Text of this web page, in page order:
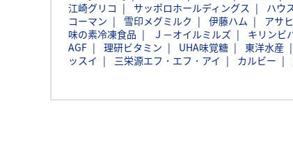
江崎グリコ
サッポロホールディングス ハウ
コーマン
雪印メグミルク 伊藤ハム アサ
味の素冷凍食品
Ｊ－オイルミルズ キリンビ
AGF
理研ビタミン UHA味覚糖 東洋水産
ッスイ
三栄源エフ・エフ・アイ カルビー